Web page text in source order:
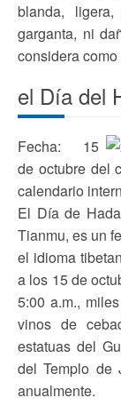
blanda,
garganta, ni
considera
el Día del
Fecha: 15
de octubre del
calendario
El Día de
Tianmu, es un
el idioma
a los 15 de
5:00 a.m.,
vinos de
estatuas del
del Templo de
anualmente.